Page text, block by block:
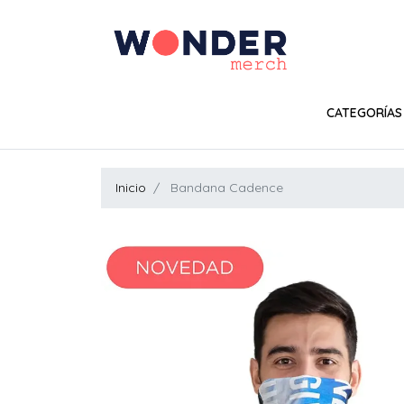
CATEGORÍAS
Inicio Bandana Cadence